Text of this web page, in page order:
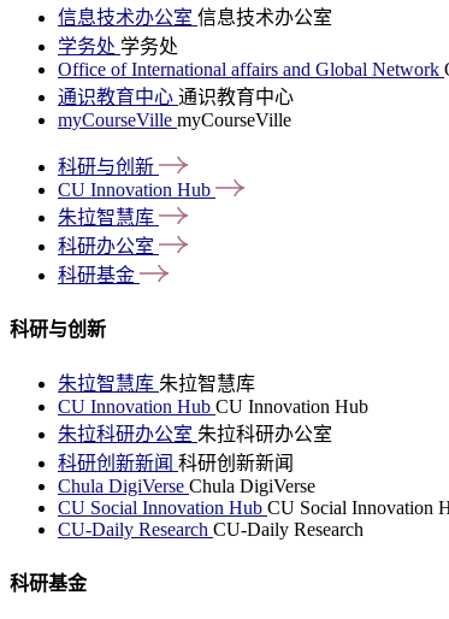
信息技术办公室 信息技术办公室
学务处 学务处
Office of International affairs and Global Network
通识教育中心 通识教育中心
myCourseVille myCourseVille
科研与创新
CU Innovation Hub
朱拉智慧库
科研办公室
科研基金
科研与创新
朱拉智慧库 朱拉智慧库
CU Innovation Hub CU Innovation Hub
朱拉科研办公室 朱拉科研办公室
科研创新新闻 科研创新新闻
Chula DigiVerse Chula DigiVerse
CU Social Innovation Hub CU Social Innovation
CU-Daily Research CU-Daily Research
科研基金